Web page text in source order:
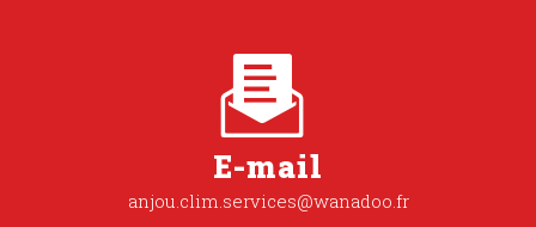
E-mail
anjou.clim.services@wanadoo.fr